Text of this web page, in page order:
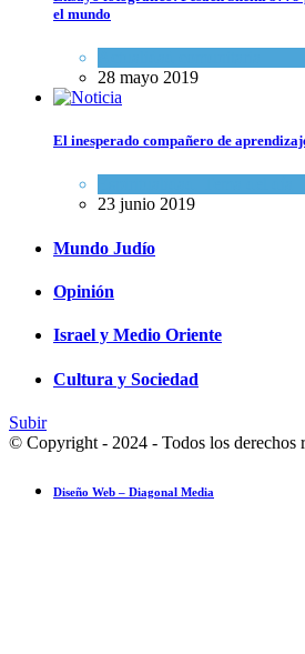
el mundo
28 mayo 2019
El inesperado compañero de
23 junio 2019
Mundo Judío
Opinión
Israel y Medio Oriente
Cultura y Sociedad
Subir
© Copyright - 2024 - Todos los derechos
Diseño Web – Diagonal Media